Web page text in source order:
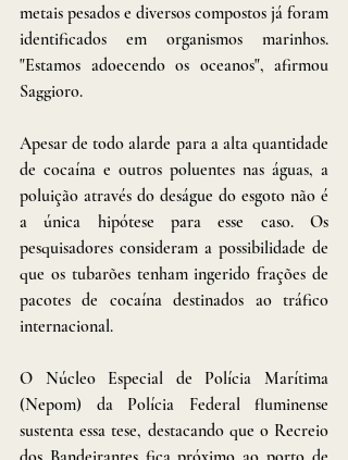
metais pesados e diversos compostos já foram
identificados em organismos marinhos.
"Estamos adoecendo os oceanos", afirmou
Saggioro.
Apesar de todo alarde para a alta quantidade
de cocaína e outros poluentes nas águas, a
poluição através do deságue do esgoto não é
a única hipótese para esse caso. Os
pesquisadores consideram a possibilidade de
que os tubarões tenham ingerido frações de
pacotes de cocaína destinados ao tráfico
internacional.
O Núcleo Especial de Polícia Marítima
(Nepom) da Polícia Federal fluminense
sustenta essa tese, destacando que o Recreio